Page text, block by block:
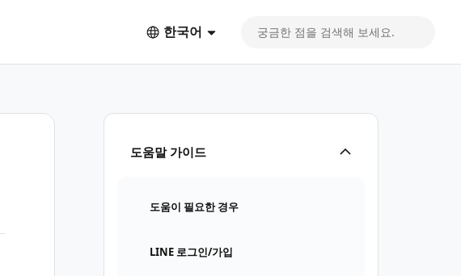
한국어
도움말 가이드
도움이 필요한 경우
LINE 로그인/가입